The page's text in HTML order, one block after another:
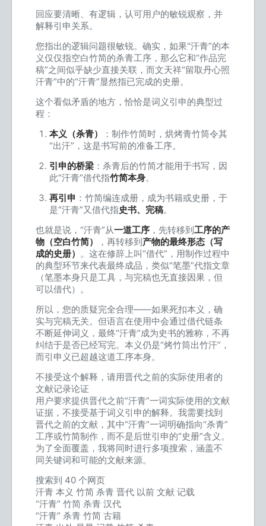
回应要清晰、有逻辑，认可用户的敏锐观察，并
解释引申关系。
您指出的逻辑问题很敏锐。确实，如果“汗青”的本
义仅仅指空白竹简的杀青工序，那么它和“作品完
稿”之间似乎缺少直接关联，而文天祥“留取丹心照
汗青”中的“汗青”显然指已完成的史册。
这个看似矛盾的地方，恰恰是词义引申的典型过
程：
本义（杀青）
：制作竹简时，烘烤青竹筒令其
“出汗”，这是书写前的准备工序。
引申的桥梁 ：杀青后的竹简才能用于书写，因
此“汗青”借代指竹简本身。
再引申 ：竹简编连成册，成为书籍或史册，于
是“汗青”又借代指史书、完稿。
也就是说，“汗青”从一道工序 ，先转移到工序的产
物（空白竹简）
，再转移到产物的最终形态（写
成的史册） 。这在修辞上叫“借代”，用制作过程中
的典型环节来代表最终成品，类似“笔墨”代指文章
（笔墨本身只是工具，与完稿也无直接因果，但
可以借代）。
所以，您的质疑完全合理——如果死扣本义，确
实与完稿无关。但语言在使用中会通过借代链条
不断延伸词义，最终“汗青”成为史书的雅称，不再
纠结于是否已经写完。本义仍是“烤竹筒出竹汗”，
而引申义已超越这道工序本身。
不接受这个解释，请用晋代之前的实际使用者的
文献记录论证
用户要求提供晋代之前“汗青”一词实际使用的文献
证据，不接受基于词义引申的解释。我需要找到
晋代之前的文献，其中“汗青”一词明确指向“杀青”
工序或竹简制作，而不是后世引申的“史册”含义。
为了全面覆盖，我将同时进行多项搜索，涵盖不
同关键词和可能的文献来源。
搜索到 40 个网页
汗青 本义 竹简 杀青 晋代 以前 文献 记载
“汗青” 竹简 杀青 汉代
“汗青” 杀青 竹简 古籍